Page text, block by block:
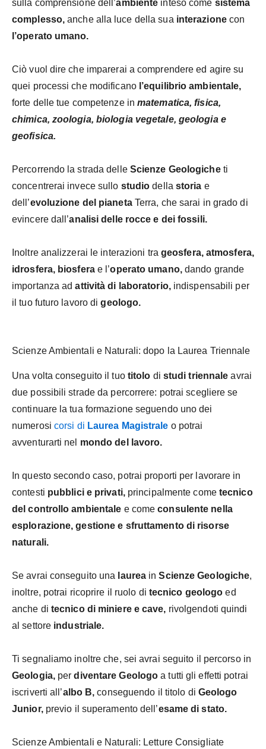
sulla comprensione dell’ambiente inteso come sistema
complesso, anche alla luce della sua interazionecon
l’operato umano.
Ciò vuol dire che imparerai a comprendere ed agire su
quei processi che modificanol’equilibrio ambientale,
forte delle tue competenze inmatematica, fisica,
chimica, zoologia, biologia vegetale, geologia e
geofisica.
Percorrendo la strada delle Scienze Geologicheti
concentrerai invece sullo studio della storia e
dell’evoluzione del pianetaTerra, che sarai in grado di
evincere dall’analisi delle rocce e dei fossili.
Inoltre analizzerai le interazioni tra geosfera, atmosfera,
idrosfera, biosferae l’operato umano, dando grande
importanza ad attività di laboratorio,indispensabili per
il tuo futuro lavoro digeologo.
Scienze Ambientali e Naturali: dopo la Laurea Triennale
Una volta conseguito il tuotitolo di studi triennale avrai
due possibili strade da percorrere: potrai scegliere se
continuare la tua formazione seguendo uno dei
numerosi corsi di Laurea Magistrale o potrai
avventurarti nel mondo del lavoro.
In questo secondo caso, potrai proporti per lavorare in
contesti pubblici e privati,principalmente come tecnico
del controllo ambientale e comeconsulente nella
esplorazione, gestione e sfruttamento di risorse
naturali.
Se avrai conseguito una laurea inScienze Geologiche,
inoltre, potrai ricoprire il ruolo di tecnico geologo ed
anche di tecnico di miniere e cave, rivolgendoti quindi
al settore industriale.
Ti segnaliamo inoltre che, sei avrai seguito il percorso in
Geologia,perdiventare Geologo a tutti gli effetti potrai
iscriverti all’albo B, conseguendo il titolo di Geologo
Junior,previo il superamento dell’esame di stato.
Scienze Ambientali e Naturali: Letture Consigliate